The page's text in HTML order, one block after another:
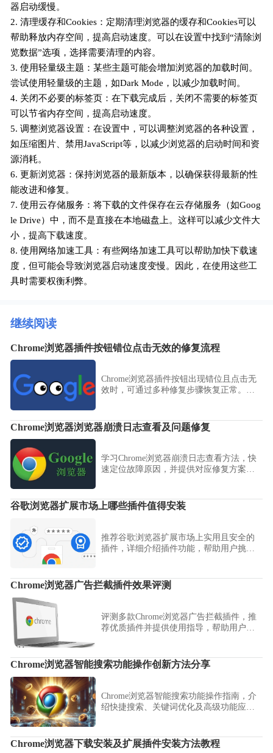
器启动缓慢。
2. 清理缓存和Cookies：定期清理浏览器的缓存和Cookies可以
帮助释放内存空间，提高启动速度。可以在设置中找到“清除浏
览数据”选项，选择需要清理的内容。
3. 使用轻量级主题：某些主题可能会增加浏览器的加载时间。
尝试使用轻量级的主题，如Dark Mode，以减少加载时间。
4. 关闭不必要的标签页：在下载完成后，关闭不需要的标签页
可以节省内存空间，提高启动速度。
5. 调整浏览器设置：在设置中，可以调整浏览器的各种设置，
如压缩图片、禁用JavaScript等，以减少浏览器的启动时间和资
源消耗。
6. 更新浏览器：保持浏览器的最新版本，以确保获得最新的性
能改进和修复。
7. 使用云存储服务：将下载的文件保存在云存储服务（如Goog
le Drive）中，而不是直接在本地磁盘上。这样可以减少文件大
小，提高下载速度。
8. 使用网络加速工具：有些网络加速工具可以帮助加快下载速
度，但可能会导致浏览器启动速度变慢。因此，在使用这些工
具时需要权衡利弊。
继续阅读
Chrome浏览器插件按钮错位点击无效的修复流程
Chrome浏览器插件按钮出现错位且点击无
效时，可通过多种修复步骤恢复正常。本
Chrome浏览器浏览器崩溃日志查看及问题修复
学习Chrome浏览器崩溃日志查看方法，快
速定位故障原因，并提供对应修复方案，
谷歌浏览器扩展市场上哪些插件值得安装
推荐谷歌浏览器扩展市场上实用且安全的
插件，详细介绍插件功能，帮助用户挑选
Chrome浏览器广告拦截插件效果评测
评测多款Chrome浏览器广告拦截插件，推
荐优质插件并提供使用指导，帮助用户有
Chrome浏览器智能搜索功能操作创新方法分享
Chrome浏览器智能搜索功能操作指南，介
绍快捷搜索、关键词优化及高级功能应
Chrome浏览器下载安装及扩展插件安装方法教程